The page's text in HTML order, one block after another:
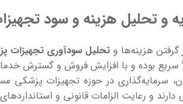
و تحلیل هزینه و سود
گرفتن هزینه‌ها وتحلیل سودآوری تجهیزات
سریع بوده و با افزایش فروش و گسترش
سرمایه‌گذاری در حوزه تجهیزات پزشکی
دارند و رعایت الزامات قانونی و